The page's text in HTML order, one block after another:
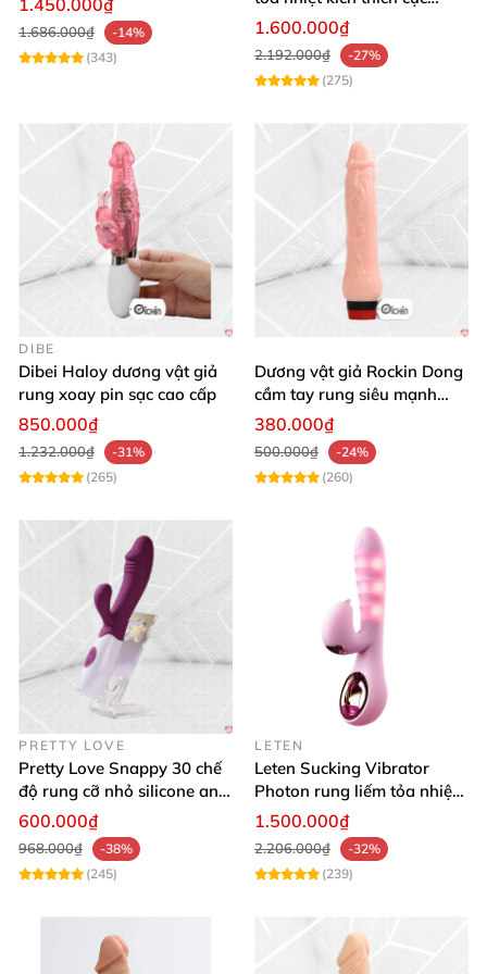
1.450.000₫
1.686.000₫
-14%
(343)
mạnh
1.600.000₫
2.192.000₫
-27%
(275)
DIBE
Dibei Haloy dương vật giả
rung xoay pin sạc cao cấp
850.000₫
1.232.000₫
-31%
(265)
Dương vật giả Rockin Dong
cầm tay rung siêu mạnh
silicon y tế cao cấp
380.000₫
500.000₫
-24%
(260)
PRETTY LOVE
Pretty Love Snappy 30 chế
độ rung cỡ nhỏ silicone an
toàn pin AAA dễ dùng
600.000₫
968.000₫
-38%
(245)
LETEN
Leten Sucking Vibrator
Photon rung liếm tỏa nhiệt
pin sạc cao cấp
1.500.000₫
2.206.000₫
-32%
(239)